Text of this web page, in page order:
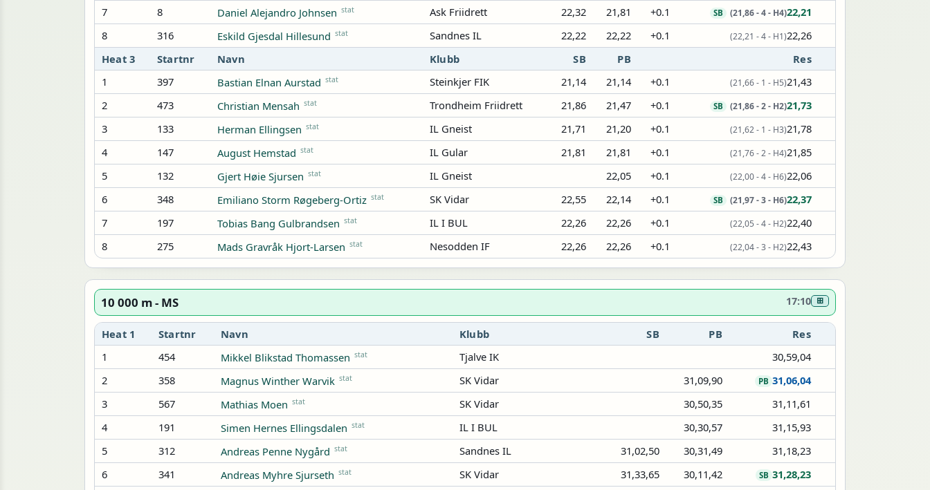
7 8 Daniel Alejandro Johnsen stat Ask Friidrett 22,32 21,81 +0.1 22,21
(21,86 - 4 - H4)
SB
8 316 Eskild Gjesdal Hillesund stat Sandnes IL 22,22 22,22 +0.1 22,26
(22,21 - 4 - H1)
Heat 3 Startnr Navn Klubb SB PB
Res
1
397 Bastian Elnan Aurstad stat Steinkjer FIK 21,14 21,14 +0.1 21,43
(21,66 - 1 - H5)
2 473 Christian Mensah stat Trondheim Friidrett 21,86 21,47 +0.1 21,73
(21,86 - 2 - H2)
SB
3 133 Herman Ellingsen stat IL Gneist 21,71 21,20 +0.1 21,78
(21,62 - 1 - H3)
4 147 August Hemstad stat IL Gular 21,81 21,81 +0.1 21,85
(21,76 - 2 - H4)
5 132 Gjert Høie Sjursen stat IL Gneist 22,05 +0.1 22,06
(22,00 - 4 - H6)
6 348 Emiliano Storm Røgeberg-Ortiz stat SK Vidar 22,55 22,14 +0.1 22,37
(21,97 - 3 - H6)
SB
7 197 Tobias Bang Gulbrandsen stat IL I BUL 22,26 22,26 +0.1 22,40
(22,05 - 4 - H2)
8 275 Mads Gravråk Hjort-Larsen stat Nesodden IF 22,26 22,26 +0.1 22,43
(22,04 - 3 - H2)
10 000 m - MS 17:10 ⊞
Heat 1 Startnr Navn Klubb SB PB
Res
1
454 Mikkel Blikstad Thomassen stat Tjalve IK
30,59,04
2
358 Magnus Winther Warvik stat SK Vidar 31,09,90 31,06,04
PB
3 567 Mathias Moen stat SK Vidar 30,50,35
31,11,61
4
191 Simen Hernes Ellingsdalen stat IL I BUL 30,30,57
31,15,93
5
312 Andreas Penne Nygård stat Sandnes IL 31,02,50 30,31,49
31,18,23
6
341 Andreas Myhre Sjurseth stat SK Vidar 31,33,65 30,11,42 31,28,23
SB